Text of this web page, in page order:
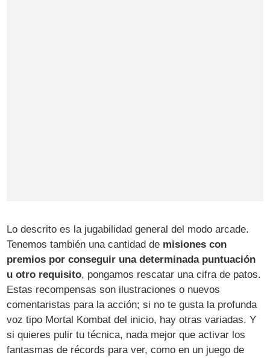
Lo descrito es la jugabilidad general del modo arcade.
Tenemos también una cantidad de misiones con
premios por conseguir una determinada puntuación
u otro requisito, pongamos rescatar una cifra de patos.
Estas recompensas son ilustraciones o nuevos
comentaristas para la acción; si no te gusta la profunda
voz tipo Mortal Kombat del inicio, hay otras variadas. Y
si quieres pulir tu técnica, nada mejor que activar los
fantasmas de récords para ver, como en un juego de